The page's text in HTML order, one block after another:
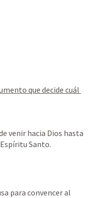
que decide cuál
venir hacia Dios hasta
Santo.
para convencer al